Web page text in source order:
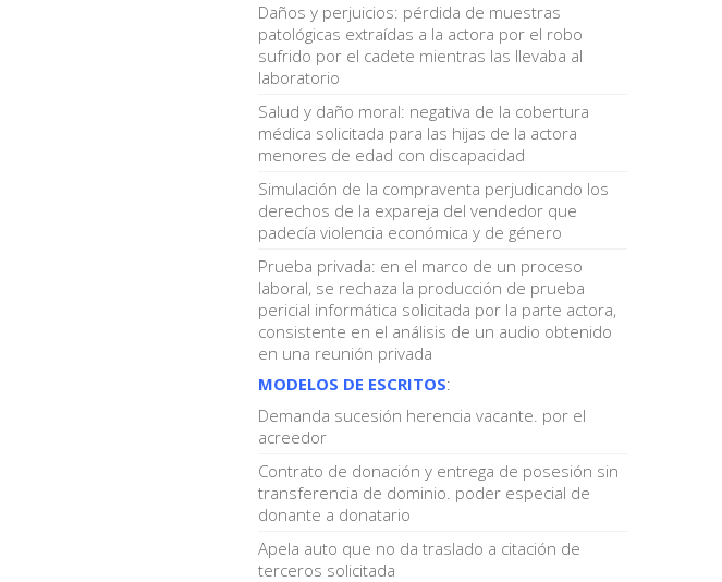
Daños y perjuicios: pérdida de muestras
patológicas extraídas a la actora por el robo
sufrido por el cadete mientras las llevaba al
laboratorio
Salud y daño moral: negativa de la cobertura
médica solicitada para las hijas de la actora
menores de edad con discapacidad
Simulación de la compraventa perjudicando los
derechos de la expareja del vendedor que
padecía violencia económica y de género
Prueba privada: en el marco de un proceso
laboral, se rechaza la producción de prueba
pericial informática solicitada por la parte actora,
consistente en el análisis de un audio obtenido
en una reunión privada
MODELOS DE ESCRITOS:
Demanda sucesión herencia vacante. por el
acreedor
Contrato de donación y entrega de posesión sin
transferencia de dominio. poder especial de
donante a donatario
Apela auto que no da traslado a citación de
terceros solicitada